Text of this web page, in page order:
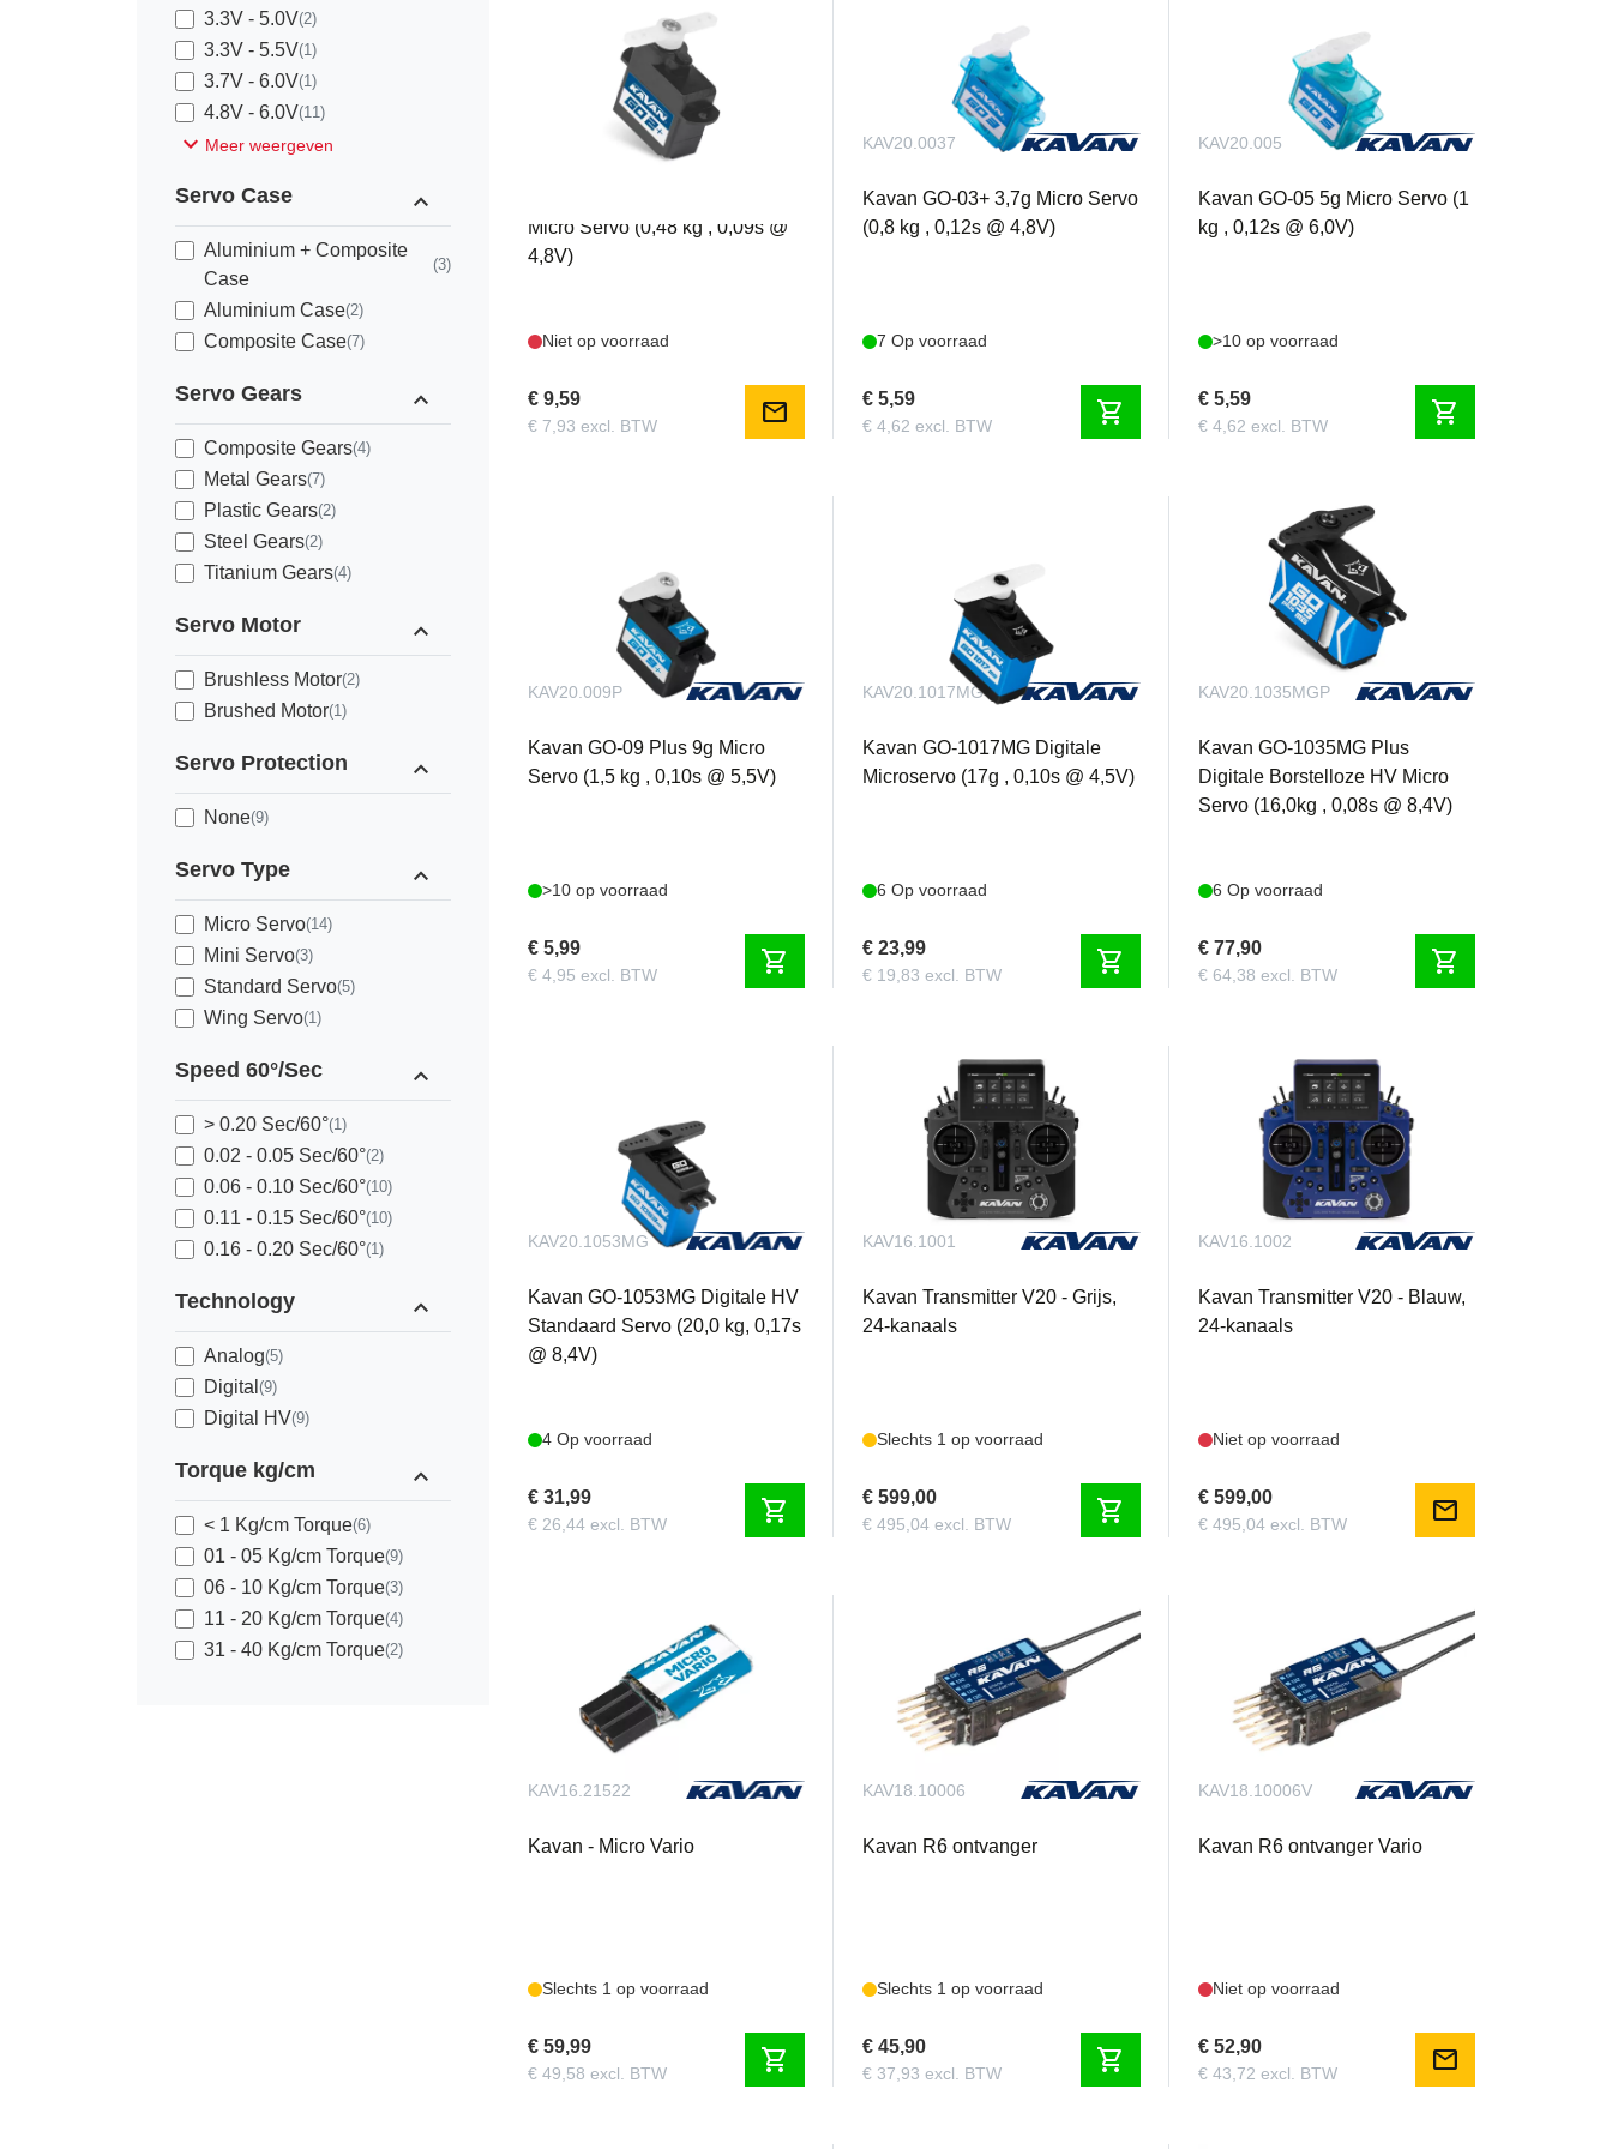
3.3V - 5.0V(2)
3.3V - 5.5V(1)
3.7V - 6.0V(1)
4.8V - 6.0V(11)
expand_more Meer weergeven
Servo Case expand_less
Aluminium + Composite
Case
(3)
Aluminium Case(2)
Composite Case(7)
Servo Gears expand_less
Composite Gears(4)
Metal Gears(7)
Plastic Gears(2)
Steel Gears(2)
Titanium Gears(4)
Servo Motor expand_less
Brushless Motor(2)
Brushed Motor(1)
Servo Protection expand_less
None(9)
Servo Type expand_less
Micro Servo(14)
Mini Servo(3)
Standard Servo(5)
Wing Servo(1)
Speed 60°/Sec expand_less
> 0.20 Sec/60°(1)
0.02 - 0.05 Sec/60°(2)
0.06 - 0.10 Sec/60°(10)
0.11 - 0.15 Sec/60°(10)
0.16 - 0.20 Sec/60°(1)
Technology expand_less
Analog(5)
Digital (9)
Digital HV(9)
Torque kg/cm expand_less
< 1 Kg/cm Torque(6)
01 - 05 Kg/cm Torque(9)
06 - 10 Kg/cm Torque(3)
11 - 20 Kg/cm Torque(4)
31 - 40 Kg/cm Torque(2)
KAV20.002P
Micro Servo (0,48 kg , 0,09s @
4,8V)
Niet op voorraad
€ 9,59
€ 7,93 excl. BTW mail
KAV20.0037
Kavan GO-03+ 3,7g Micro Servo
(0,8 kg , 0,12s @ 4,8V)
7 Op voorraad
€ 5,59
€ 4,62 excl. BTW shopping_cart
KAV20.005
Kavan GO-05 5g Micro Servo (1
kg , 0,12s @ 6,0V)
>10 op voorraad
€ 5,59
€ 4,62 excl. BTW shopping_cart
KAV20.009P
Kavan GO-09 Plus 9g Micro
Servo (1,5 kg , 0,10s @ 5,5V)
>10 op voorraad
€ 5,99
€ 4,95 excl. BTW shopping_cart
KAV20.1017MG
Kavan GO-1017MG Digitale
Microservo (17g , 0,10s @ 4,5V)
6 Op voorraad
€ 23,99
€ 19,83 excl. BTW shopping_cart
KAV20.1035MGP
Kavan GO-1035MG Plus
Digitale Borstelloze HV Micro
Servo (16,0kg , 0,08s @ 8,4V)
6 Op voorraad
€ 77,90
€ 64,38 excl. BTW shopping_cart
KAV20.1053MG
Kavan GO-1053MG Digitale HV
Standaard Servo (20,0 kg, 0,17s
@ 8,4V)
4 Op voorraad
€ 31,99
€ 26,44 excl. BTW shopping_cart
KAV16.1001
Kavan Transmitter V20 - Grijs,
24-kanaals
Slechts 1 op voorraad
€ 599,00
€ 495,04 excl. BTW shopping_cart
KAV16.1002
Kavan Transmitter V20 - Blauw,
24-kanaals
Niet op voorraad
€ 599,00
€ 495,04 excl. BTW mail
KAV16.21522
Kavan - Micro Vario
Slechts 1 op voorraad
€ 59,99
€ 49,58 excl. BTW shopping_cart
KAV18.10006
Kavan R6 ontvanger
Slechts 1 op voorraad
€ 45,90
€ 37,93 excl. BTW shopping_cart
KAV18.10006V
Kavan R6 ontvanger Vario
Niet op voorraad
€ 52,90
€ 43,72 excl. BTW mail